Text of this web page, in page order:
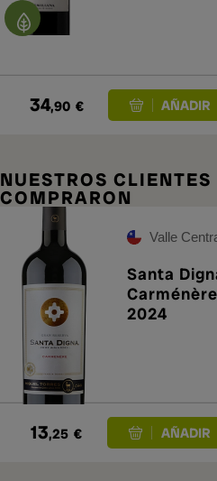
34,90 €
NUESTROS
COMPRARON
Valle
Santa
Carménère
2024
13,25 €